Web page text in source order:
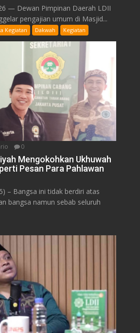
— Dewan Pimpinan Daerah LDII
pengajian umum di Masjid...
Kegiatan Dakwah Kegiatan
0
Mengokohkan Ukhuwah
Pesan Para Pahlawan
– Bangsa ini tidak berdiri atas
bangsa namun sebab seluruh